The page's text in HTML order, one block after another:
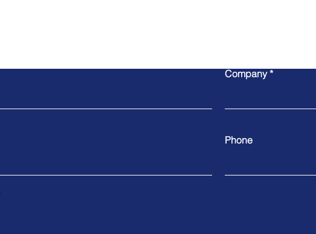
Company
Phone